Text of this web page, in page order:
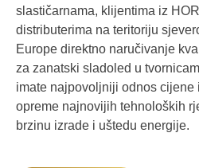
slastičarnama, klijentima iz
distributerima na teritoriju
Europe direktno naručivanje
za zanatski sladoled u
imate najpovoljniji odnos cijene
opreme najnovijih tehnoloških
brzinu izrade i uštedu energije.